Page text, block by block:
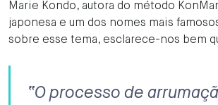
Marie Kondo, autora do método
japonesa e um dos nomes mais
sobre esse tema, esclarece-nos bem
“O processo de